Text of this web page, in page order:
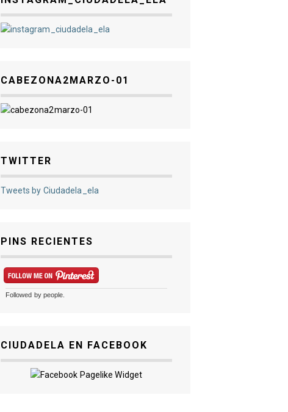
CABEZONA2MARZO-01
TWITTER
Tweets by Ciudadela_ela
PINS RECIENTES
Followed by people.
CIUDADELA EN FACEBOOK